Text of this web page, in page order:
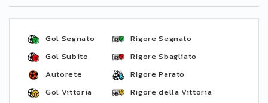
Gol Segnato
Gol Subito
Autorete
Gol Vittoria
Rigore Segnato
Rigore Sbagliato
Rigore Parato
Rigore della Vittoria